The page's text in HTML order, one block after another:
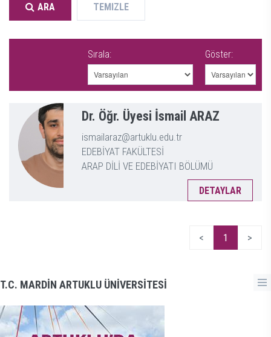
ARA TEMIZLE
Göster:
Sırala:
Dr. Öğr. Üyesi İsmail ARAZ
ismailaraz@artuklu.edu.tr
EDEBİYAT FAKÜLTESİ
ARAP DİLİ VE EDEBİYATI BÖLÜMÜ
DETAYLAR
< 1 >
T.C. MARDİN ARTUKLU ÜNİVERSİTESİ